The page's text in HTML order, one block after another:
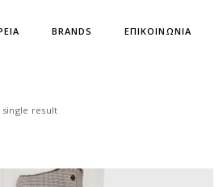
BRANDS ΕΠΙΚΟΙΝΩΝΙΑ
single result